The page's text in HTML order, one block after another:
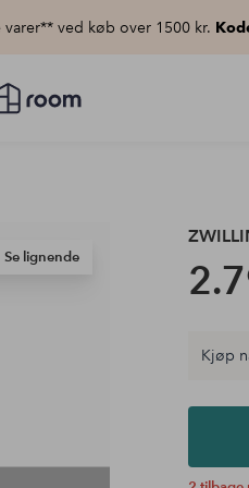
ved køb over 1500 kr.
Se lignende
Kjøp